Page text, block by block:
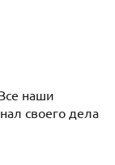
наши
своего дела